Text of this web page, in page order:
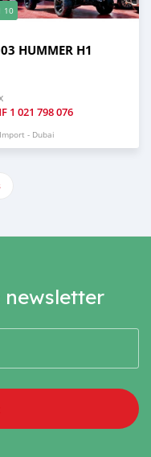
10
HUMMER H1
1 021 798 076
Import - Dubai
newsletter